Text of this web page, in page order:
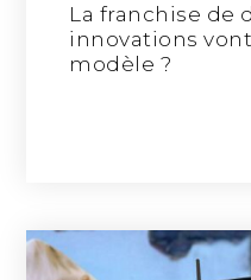
La franchise de
innovations
modèle ?